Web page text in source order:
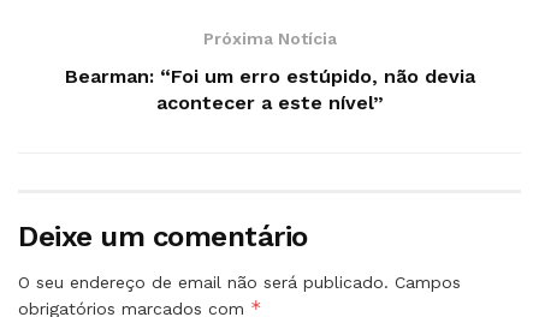
Próxima Notícia
Bearman: “Foi um erro estúpido, não devia
acontecer a este nível”
Deixe um comentário
O seu endereço de email não será publicado. Campos
obrigatórios marcados com *